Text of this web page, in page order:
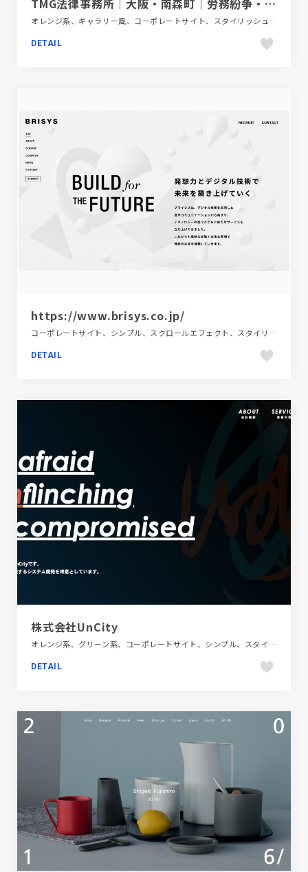
TMG法律事務所｜大阪・南森町｜労務紛争・リーガルチェック・企業法務・不動産・交通事故
オレンジ系、ギャラリー風、コーポレートサイト、スタイリッシュ、フラットデザイン、ホワイト系、金融・法律・人材・専門職
DETAIL
https://www.brisys.co.jp/
コーポレートサイト、シンプル、スクロールエフェクト、スタイリッシュ、ダイナミック、テクノロジー・サイエンス、ホワイト系、大きめ写真
DETAIL
株式会社UnCity
オレンジ系、グリーン系、コーポレートサイト、シンプル、スタイリッシュ、ブルー系、金融・法律・人材・専門職
DETAIL